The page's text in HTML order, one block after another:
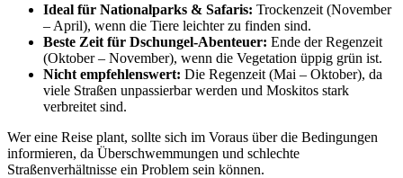
Ideal für Nationalparks & Safaris: Trockenzeit (November
– April), wenn die Tiere leichter zu finden sind.
Beste Zeit für Dschungel-Abenteuer: Ende der Regenzeit
(Oktober – November), wenn die Vegetation üppig grün ist.
Nicht empfehlenswert: Die Regenzeit (Mai – Oktober), da
viele Straßen unpassierbar werden und Moskitos stark
verbreitet sind.
Wer eine Reise plant, sollte sich im Voraus über die Bedingungen
informieren, da Überschwemmungen und schlechte
Straßenverhältnisse ein Problem sein können.